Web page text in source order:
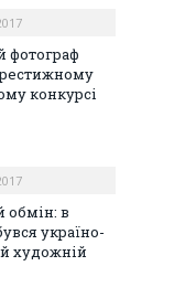
фотограф
конкурсі
обмін: в
україно-
художній